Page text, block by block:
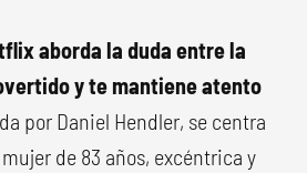
aborda la duda entre la
y te mantiene atento
por Daniel Hendler, se centra
de 83 años, excéntrica y